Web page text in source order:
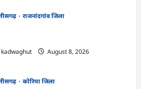
राजनांदगांव जिला
kadwaghut
August 8, 2026
कोरिया जिला